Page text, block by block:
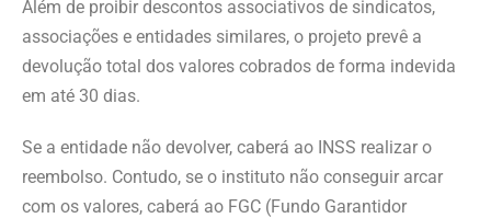
Além de proibir descontos associativos de sindicatos,
associações e entidades similares, o projeto prevê a
devolução total dos valores cobrados de forma indevida
em até 30 dias.
Se a entidade não devolver, caberá ao INSS realizar o
reembolso. Contudo, se o instituto não conseguir arcar
com os valores, caberá ao FGC (Fundo Garantidor